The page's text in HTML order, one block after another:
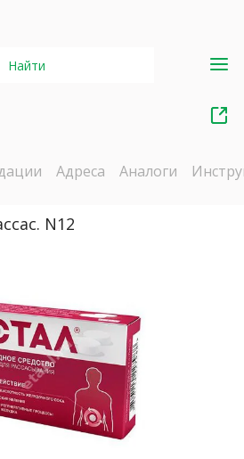
Найти
Адреса Аналоги
N12